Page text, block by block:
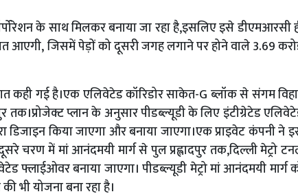
के साथ मिलकर बनाया जा रहा है,इसलिए इसे डीएमआरसी
आएगी, जिसमें पेड़ों को दूसरी जगह लगाने पर होने वाले 3.69
कही गई है।एक एलिवेटेड कॉरिडोर साकेत-G ब्लॉक से संगम
प्लान के अनुसार पीडब्ल्यूडी के लिए इंटीग्रेटेड
किया जाएगा और बनाया जाएगा।एक प्राइवेट कंपनी ने
चरण में मां आनंदमयी मार्ग से पुल प्रह्लादपुर तक,दिल्ली मेट्रो
बनाया जाएगा। पीडब्ल्यूडी मेट्रो मां आनंदमयी मार्ग
भी योजना बना रहा है।